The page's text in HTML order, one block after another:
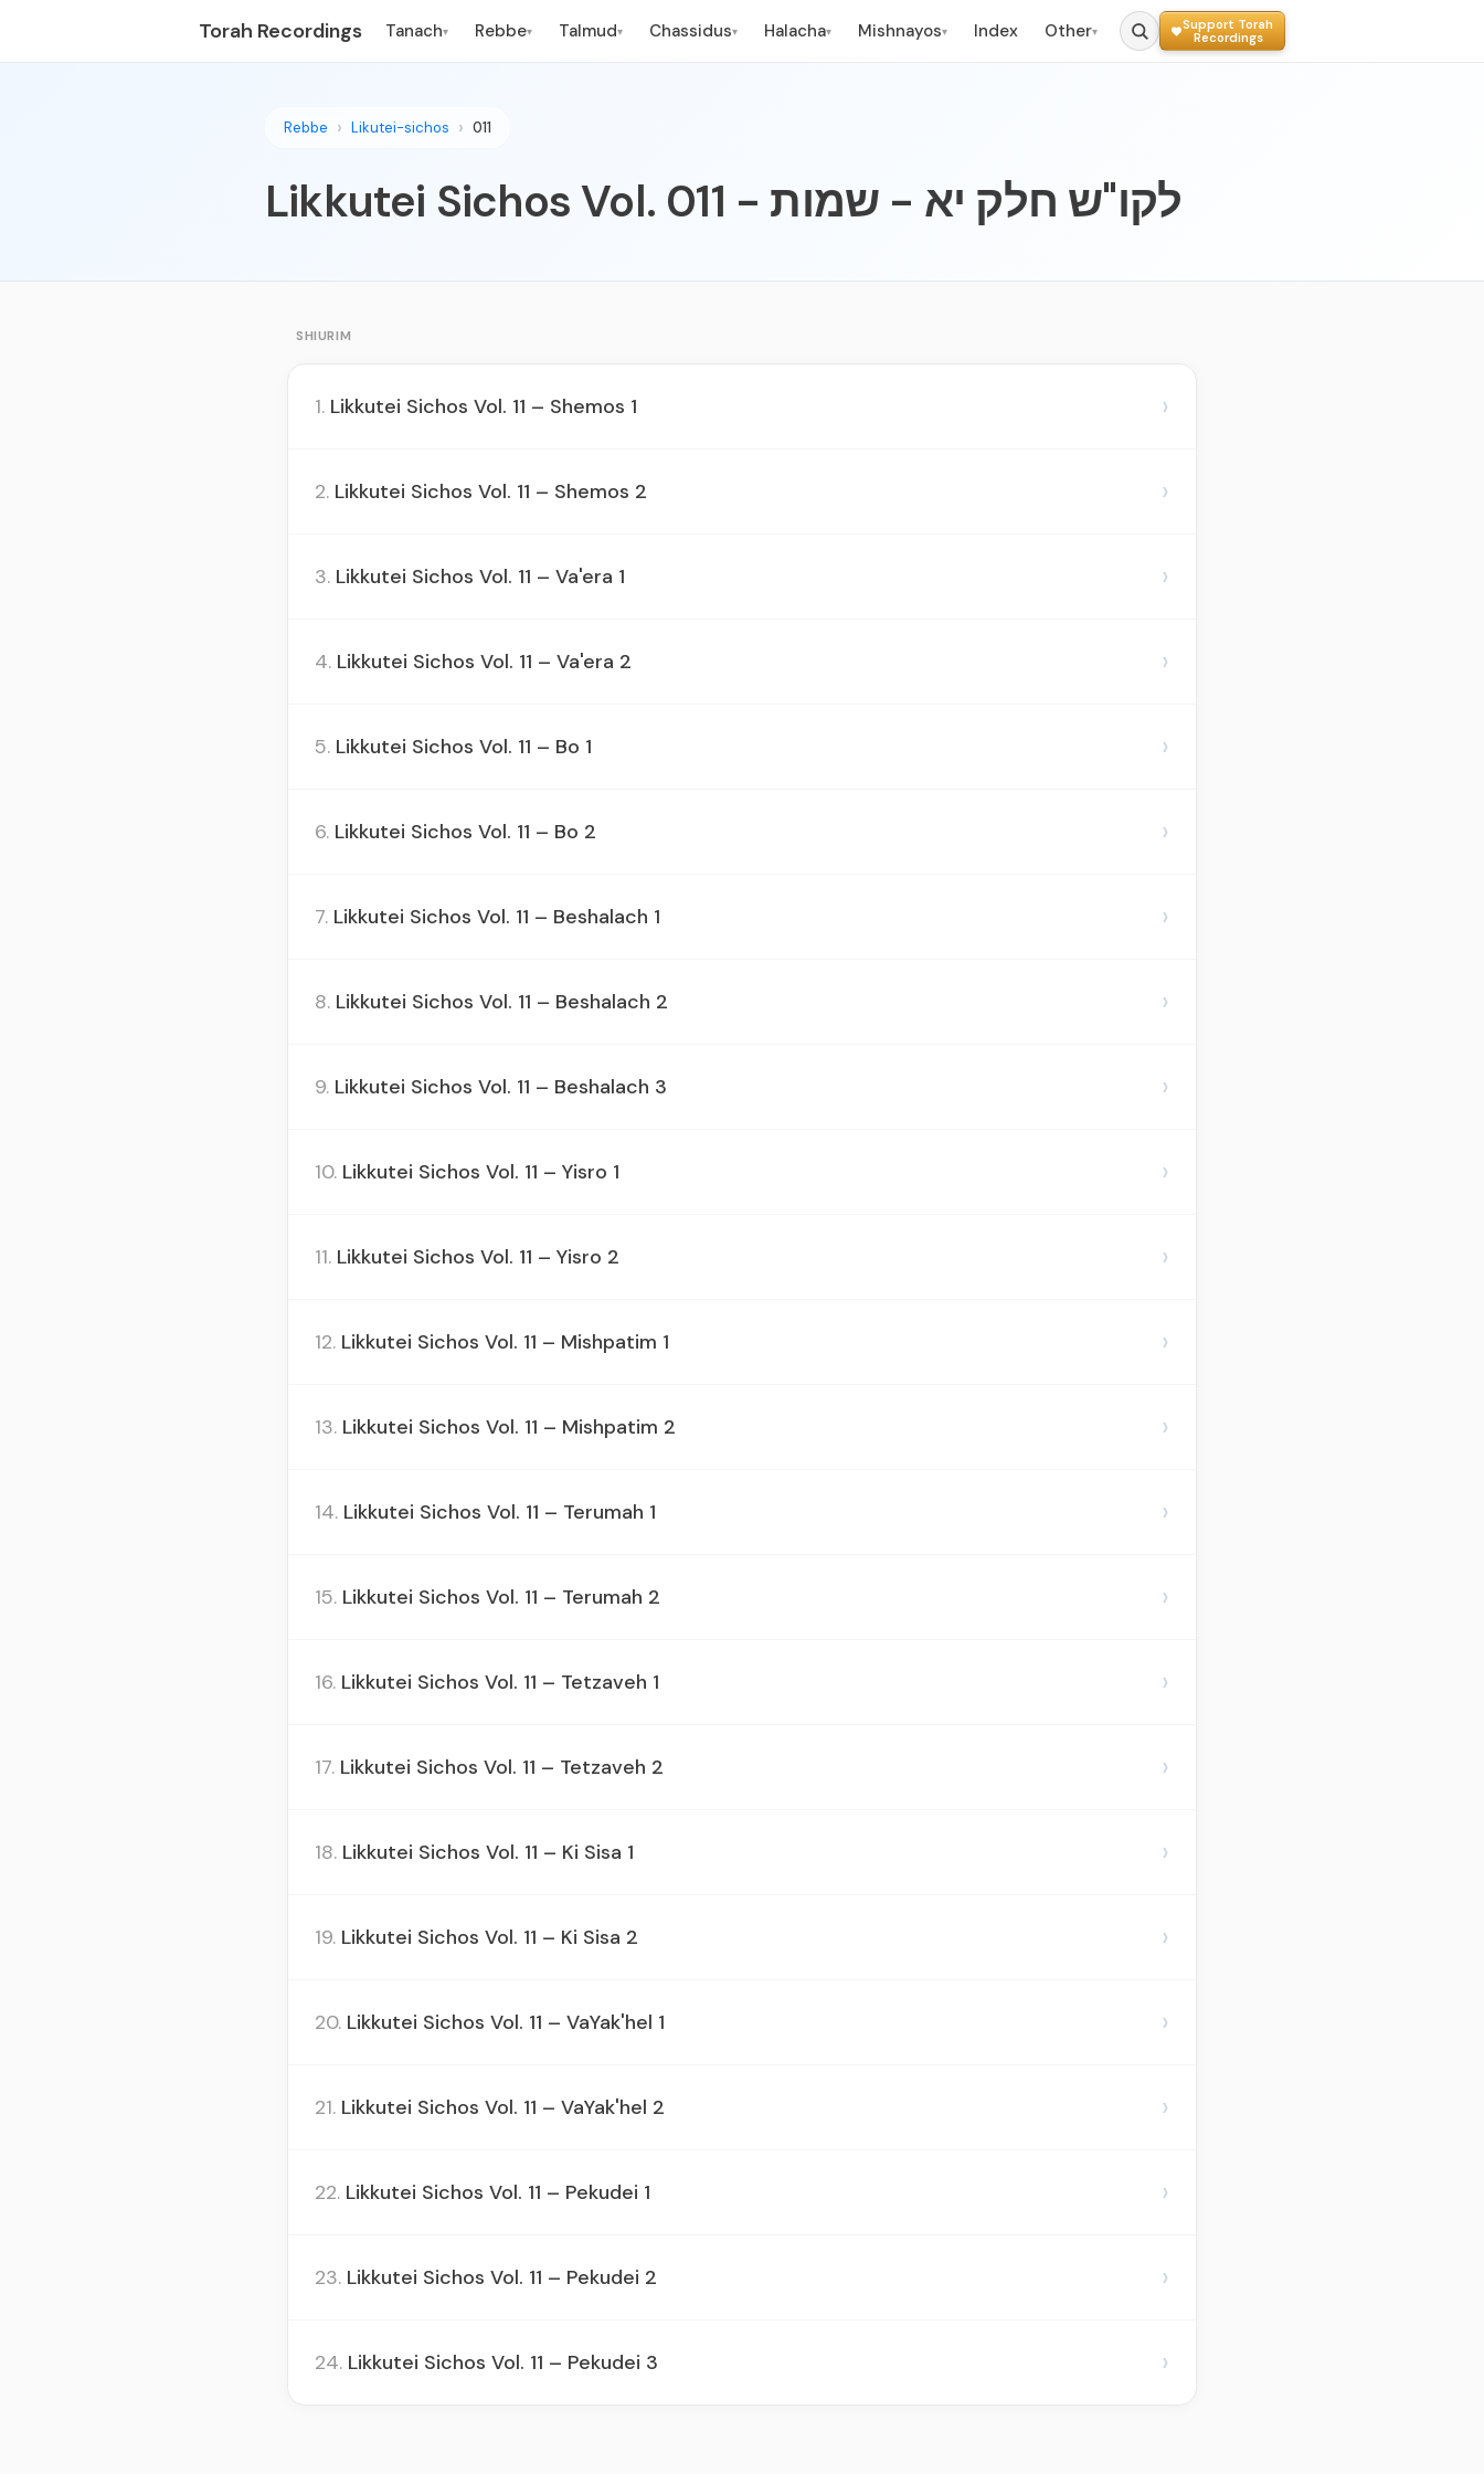
Torah Recordings Tanach▾ Rebbe▾ Talmud▾ Chassidus▾ Halacha▾ Mishnayos▾ Index Other▾
Support Torah
Recordings
Rebbe Likutei-sichos 011
Likkutei Sichos Vol. 011 - לקו"ש חלק יא - שמות
SHIURIM
1. Likkutei Sichos Vol. 11 – Shemos 1 ›
2. Likkutei Sichos Vol. 11 – Shemos 2 ›
3. Likkutei Sichos Vol. 11 – Va'era 1 ›
4. Likkutei Sichos Vol. 11 – Va'era 2 ›
5. Likkutei Sichos Vol. 11 – Bo 1 ›
6. Likkutei Sichos Vol. 11 – Bo 2 ›
7. Likkutei Sichos Vol. 11 – Beshalach 1 ›
8. Likkutei Sichos Vol. 11 – Beshalach 2 ›
9. Likkutei Sichos Vol. 11 – Beshalach 3 ›
10. Likkutei Sichos Vol. 11 – Yisro 1 ›
11. Likkutei Sichos Vol. 11 – Yisro 2 ›
12. Likkutei Sichos Vol. 11 – Mishpatim 1 ›
13. Likkutei Sichos Vol. 11 – Mishpatim 2 ›
14. Likkutei Sichos Vol. 11 – Terumah 1 ›
15. Likkutei Sichos Vol. 11 – Terumah 2 ›
16. Likkutei Sichos Vol. 11 – Tetzaveh 1 ›
17. Likkutei Sichos Vol. 11 – Tetzaveh 2 ›
18. Likkutei Sichos Vol. 11 – Ki Sisa 1 ›
19. Likkutei Sichos Vol. 11 – Ki Sisa 2 ›
20. Likkutei Sichos Vol. 11 – VaYak'hel 1 ›
21. Likkutei Sichos Vol. 11 – VaYak'hel 2 ›
22. Likkutei Sichos Vol. 11 – Pekudei 1 ›
23. Likkutei Sichos Vol. 11 – Pekudei 2 ›
24. Likkutei Sichos Vol. 11 – Pekudei 3 ›